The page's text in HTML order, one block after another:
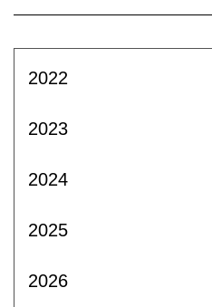
2022
2023
2024
2025
2026